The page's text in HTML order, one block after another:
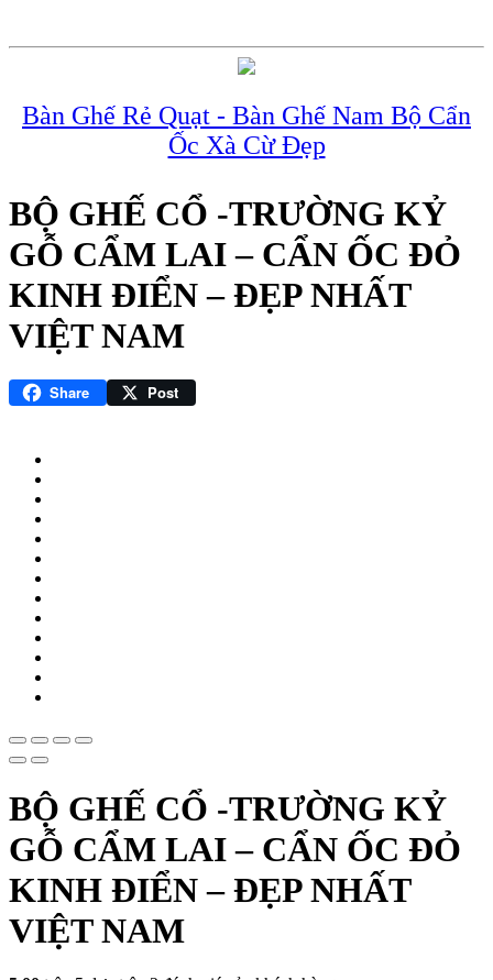
Bàn Ghế Rẻ Quạt - Bàn Ghế Nam Bộ Cẩn
Ốc Xà Cừ Đẹp
BỘ GHẾ CỔ -TRƯỜNG KỶ
GỖ CẨM LAI – CẨN ỐC ĐỎ
KINH ĐIỂN – ĐẸP NHẤT
VIỆT NAM
Share Post
BỘ GHẾ CỔ -TRƯỜNG KỶ
GỖ CẨM LAI – CẨN ỐC ĐỎ
KINH ĐIỂN – ĐẸP NHẤT
VIỆT NAM